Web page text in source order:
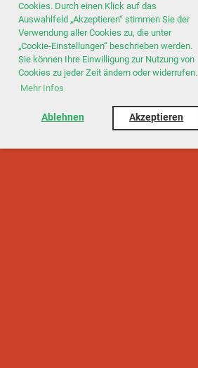
Cookies. Durch einen Klick auf das
Auswahlfeld „Akzeptieren“ stimmen Sie der
Verwendung aller Cookies zu, die unter
„Cookie-Einstellungen“ beschrieben werden.
Sie können Ihre Einwilligung zur Nutzung von
Cookies zu jeder Zeit ändern oder widerrufen.
Mehr Infos
Ablehnen Akzeptieren